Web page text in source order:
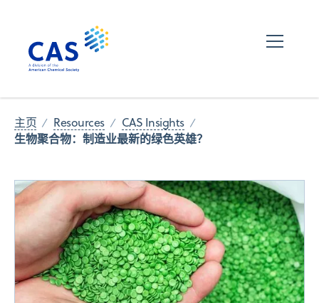
主页 Resources CAS Insights
生物聚合物：制造业最新的绿色英雄？